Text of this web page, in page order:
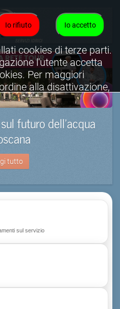
futuro dell’acqua
tutto
sul servizio
Io accetto
Io rifiuto
cookies di terze parti.
l'utente accetta
Per maggiori
alla disattivazione,
cookies
completa.